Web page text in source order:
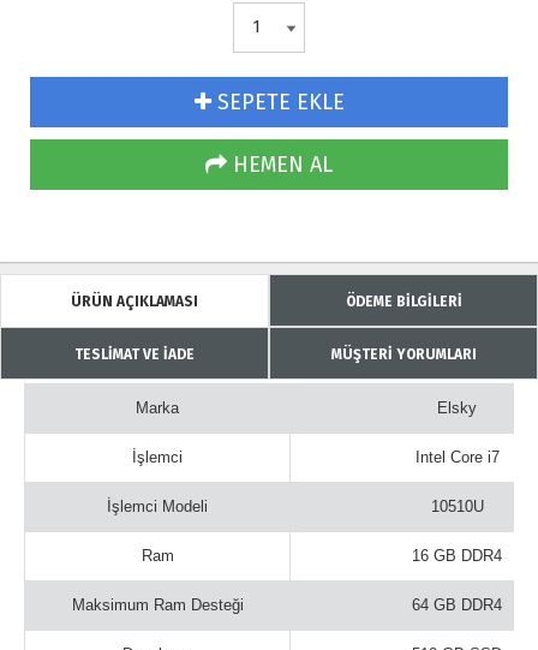
SEPETE EKLE
HEMEN AL
ÜRÜN AÇIKLAMASI ÖDEME BİLGİLERİ
TESLİMAT VE İADE MÜŞTERİ YORUMLARI
Marka Elsky
İşlemci Intel Core i7
İşlemci Modeli 10510U
Ram 16 GB DDR4
Maksimum Ram Desteği 64 GB DDR4